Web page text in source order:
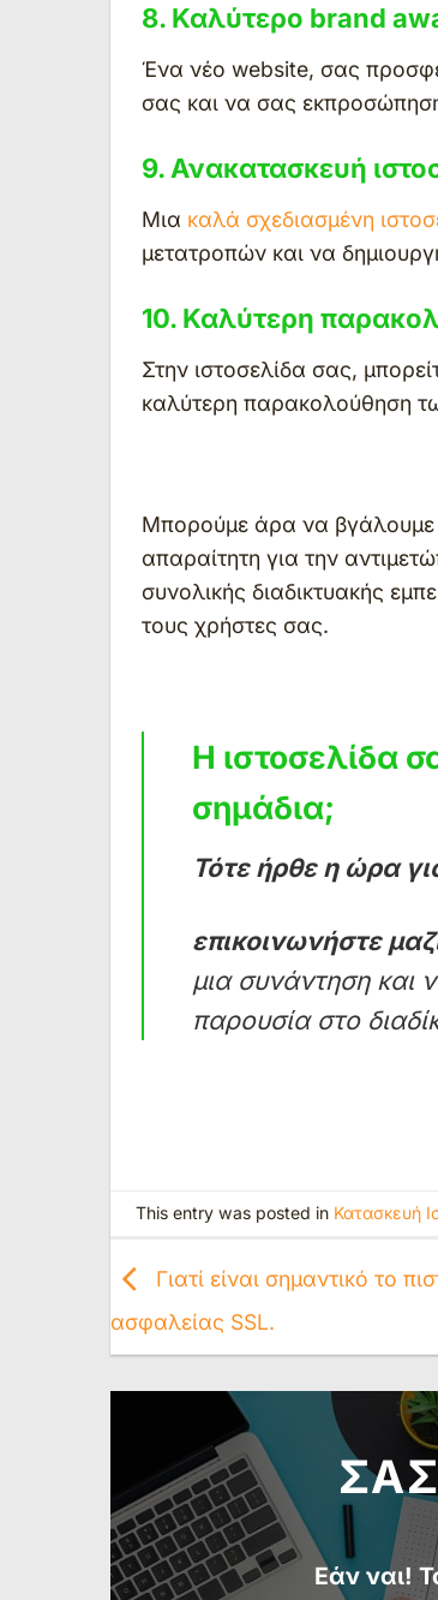
8. Καλύτερο brand
Ένα νέο website, σας
σας και να σας
9. Ανακατασκευή
Μια καλά σχεδιασμένη
μετατροπών και να
10. Καλύτερη
Στην ιστοσελίδα σας,
καλύτερη παρακολούθηση
Μπορούμε άρα να βγάλουμε
απαραίτητη για την
συνολικής διαδικτυακής
τους χρήστες σας.
Η ιστοσελίδα
σημάδια;
Τότε ήρθε η ώρα
επικοινωνήστε
μια συνάντηση και
παρουσία στο
This entry was posted in Κατασκευή
Γιατί είναι σημαντικό το
ασφαλείας SSL.
Εάν ναι!